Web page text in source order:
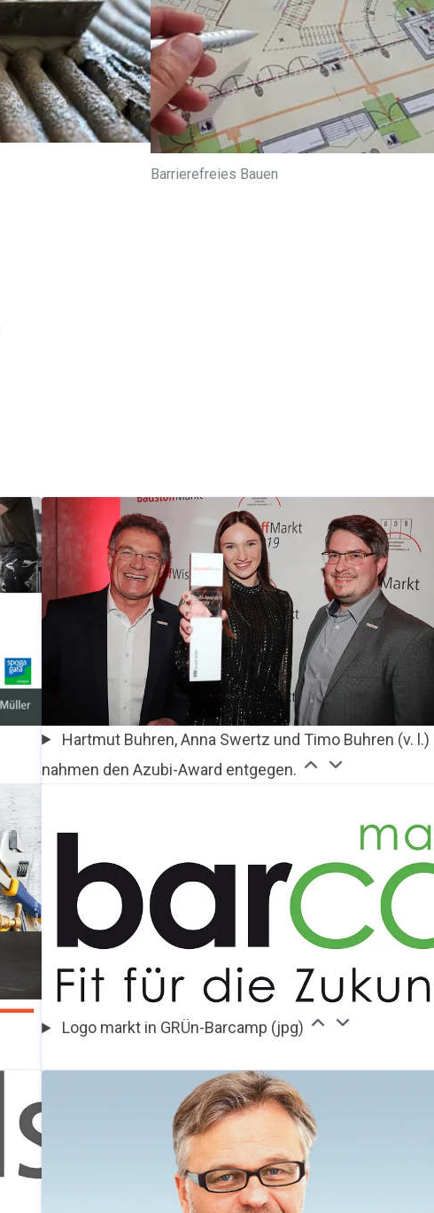
Barrierefreies Bauen
Hartmut Buhren, Anna Swertz und Timo Buhren (v. l.)
nahmen den Azubi-Award entgegen.
Logo markt in GRÜn-Barcamp (jpg)